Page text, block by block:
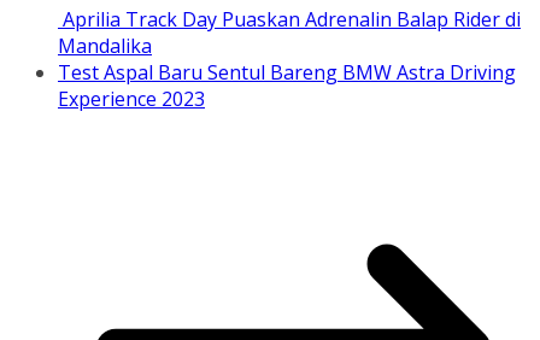
Aprilia Track Day Puaskan Adrenalin Balap Rider di
Mandalika
Test Aspal Baru Sentul Bareng BMW Astra Driving
Experience 2023